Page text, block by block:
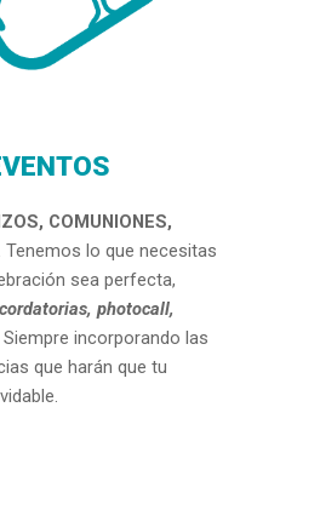
COMUNIONES,
Tenemos lo que necesitas
sea perfecta,
photocall,
incorporando las
que harán que tu